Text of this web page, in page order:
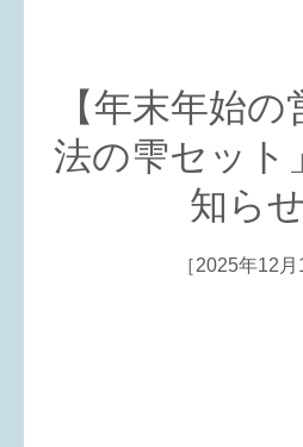
【年末年始
法の雫セット
知らせ
［2025年12月